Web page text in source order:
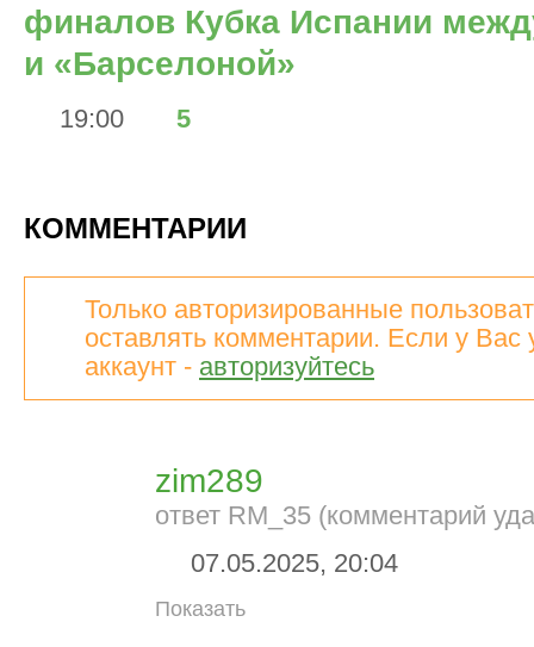
финалов Кубка Испании
и «Барселоной»
19:00 5
КОММЕНТАРИИ
Только авторизированные
оставлять комментарии. Если у Вас
аккаунт - авторизуйтесь
zim289
ответ RM_35 (комментарий
07.05.2025, 20:04
Показать